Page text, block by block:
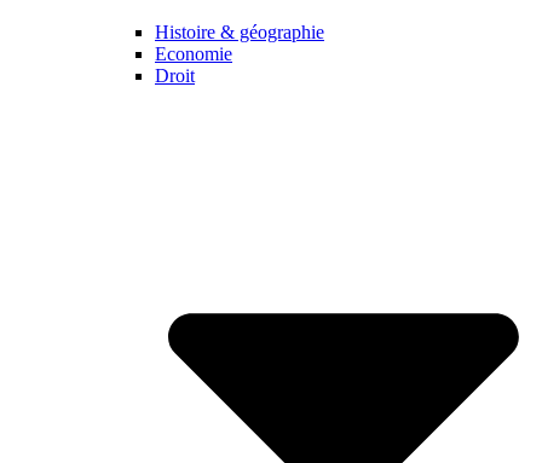
Histoire & géographie
Economie
Droit